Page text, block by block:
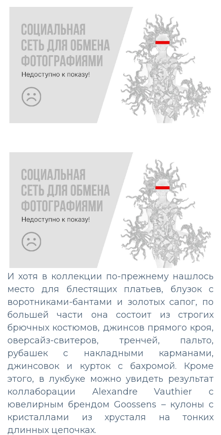
И хотя в коллекции по-прежнему нашлось
место для блестящих платьев, блузок с
воротниками-бантами и золотых сапог, по
большей части она состоит из строгих
брючных костюмов, джинсов прямого кроя,
оверсайз-свитеров, тренчей, пальто,
рубашек с накладными карманами,
джинсовок и курток с бахромой. Кроме
этого, в лукбуке можно увидеть результат
коллаборации Alexandre Vauthier с
ювелирным брендом Goossens – кулоны с
кристаллами из хрусталя на тонких
длинных цепочках.